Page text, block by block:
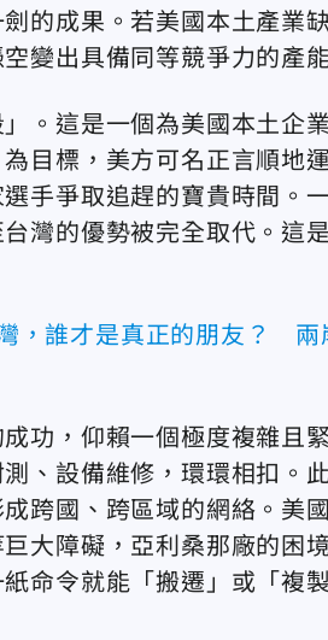
的成果。若美國本土產業
變出具備同等競爭力的產能
。這是一個為美國本土企
目標，美方可名正言順地
手爭取追趕的寶貴時間。
灣的優勢被完全取代。這
，誰才是真正的朋友？ 兩
功，仰賴一個極度複雜且
、設備維修，環環相扣。
跨國、跨區域的網絡。美
大障礙，亞利桑那廠的困
命令就能「搬遷」或「複製